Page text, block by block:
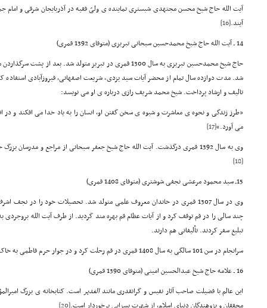
آیت الله حاج شیخ محسن مجتهدی شبستری نماینده ی ولیّ فقیه در آذربایجان شرقی و امام
آیند.[16]
14 ـ آیت الله حاج شیخ محمدحسین سبحانی تبریزی (متوفای 1392 قمری)
حاج شیخ محمدحسین تبریزی به سال 1300 قمری در تبریز متولد شد.
شد. مدت دوازده سال تمام از محضر آیات سید یزدی، شریعت اصفهانی، فیروزآبادی استفاده
تالیف و ارشاد پرداخت. شیخ محمد شریف رازی درباره ی او می نویسد:
«طرز زندگی و نحوه ی معاشرت و شیوه ی سخن گفتن او، انسان را به یاد خدا می افکند و در
می آورد.»[17]
وی به سال 1392 قمری درگذشت. آیت الله حاج شیخ جعفر سبحانی از مراجع و مدرسان بزرگ حوزه ی علمیه ی قم، فرزند برومند ایشان است.
[18]
15ـ سید محمود مرعشی نجفی شوشتری (متوفای 1408 قمری)
وی در سال 1307 قمری در خاندان معروف علمی متولد شد. تحصیلات خود را در نجف
چند سالی را در قم توقف کرد و از آیات عظام قم بهره مند گردید. از طرف آیت الله
تبلیغ سفر کردند. تألیفاتی هم دارند.
سرانجام در سن 101 سالگی به سال 1408 قمری در قم رحلت کرد و در جوار حرم فاطمی به خاک سپرده شد.
16 ـ علامه حاج شیخ عبدالحسین امینی (متوفای 1390 قمری)
این عالم با فضیلت صاحب آثار نفیس و گرانقدری مانندالغدیراست. کتابخانه ی بزرگ
محققان و پژوهندگان دنیای اسلام، از شهرت بسزایی برخوردار است.[20]